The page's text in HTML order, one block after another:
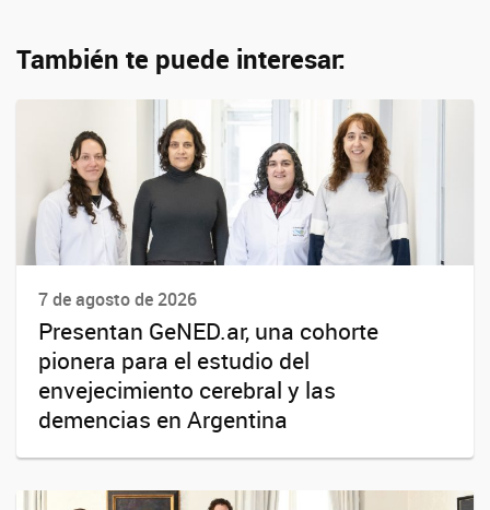
También te puede interesar:
7 de agosto de 2026
Presentan GeNED.ar, una cohorte
pionera para el estudio del
envejecimiento cerebral y las
demencias en Argentina